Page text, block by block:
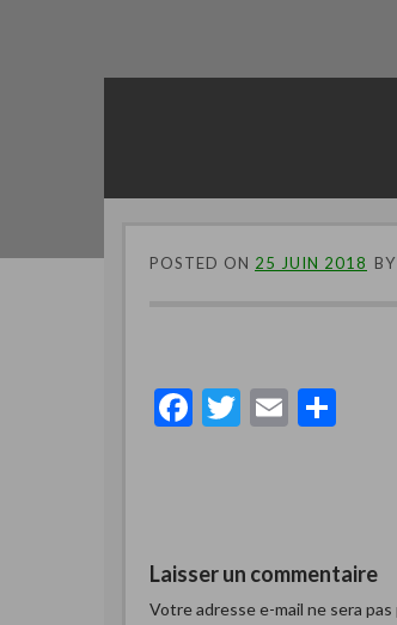
POSTED ON 25 JUIN 2018 BY
F
o
o
T
E
er
Laisser un commentaire
Votre adresse e-mail ne sera pas